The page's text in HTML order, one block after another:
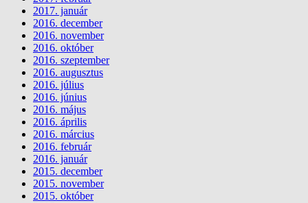
2017. január
2016. december
2016. november
2016. október
2016. szeptember
2016. augusztus
2016. július
2016. június
2016. május
2016. április
2016. március
2016. február
2016. január
2015. december
2015. november
2015. október